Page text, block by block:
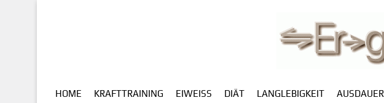
HOME KRAFTTRAINING EIWEISS DIÄT LANGLEBIGKEIT AUSDAUER